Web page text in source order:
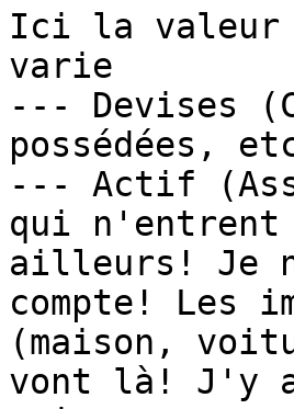
Ici la valeur
varie
--- Devises
possédées,
--- Actif
qui n'entrent
ailleurs! Je
compte! Les
(maison,
vont là! J'y